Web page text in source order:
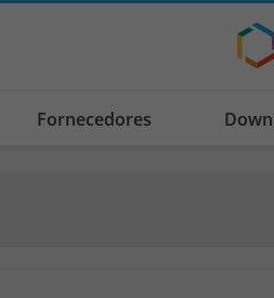
Fornecedores